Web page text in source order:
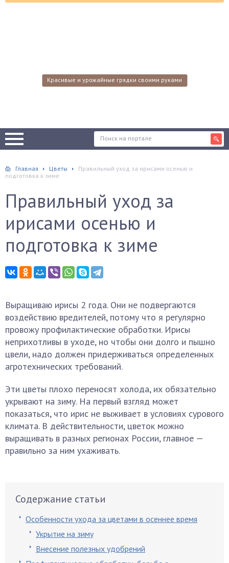
Красивые и урожайные грядки своими руками
Главная Цветы
Правильный уход за ирисами осенью и
подготовка к зиме
Правильный уход за
ирисами осенью и
подготовка к зиме
Выращиваю ирисы 2 года. Они не подвергаются
воздействию вредителей, потому что я регулярно
провожу профилактические обработки. Ирисы
неприхотливы в уходе, но чтобы они долго и пышно
цвели, надо должен придерживаться определенных
агротехнических требований.
Эти цветы плохо переносят холода, их обязательно
укрывают на зиму. На первый взгляд может
показаться, что ирис не выживает в условиях сурового
климата. В действительности, цветок можно
выращивать в разных регионах России, главное —
правильно за ним ухаживать.
Содержание статьи
Особенности ухода за цветами в осеннее время
Укрытие на зиму
Внесение полезных удобрений